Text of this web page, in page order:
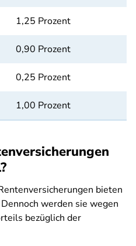
1,25 Prozent
0,90 Prozent
0,25 Prozent
1,00 Prozent
bieten
werden sie wegen
bezüglich der